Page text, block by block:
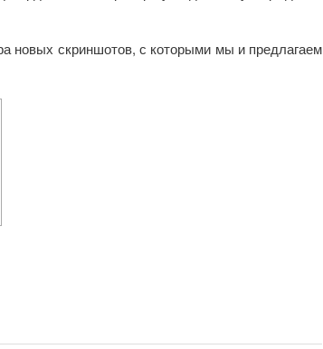
новых скриншотов, с которыми мы и предлагаем